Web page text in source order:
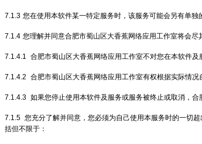
7.1.3 您在使用本软件某一特定服务时，该服务可能会另有单独
7.1.4 您理解并同意合肥市蜀山区大香蕉网络应用工作室将会
7.1.4.1 合肥市蜀山区大香蕉网络应用工作室不对您在本软件及
7.1.4.2 合肥市蜀山区大香蕉网络应用工作室有权根据实际情
7.1.4.3 如果您停止使用本软件及服务或服务被终止或取消，
7.1.5 您充分了解并同意，您必须为自己使用本服务时的一切
括但不限于：